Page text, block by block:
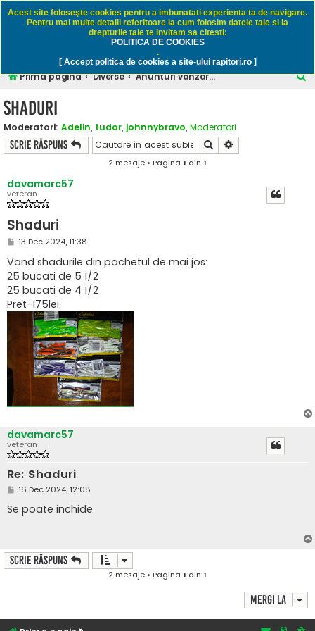
Rapitori.ro - Pescuit sportiv
Prima pagină Diverse Anunturi vanzare / cumparare - numai pescuit
C
Shaduri
Moderatori: Adelin, tudor, johnnybravo, Moderatori
Scrie răspuns Căutare
2 mesaje • Pagina 1 din 1
davamarc57
veteran
Shaduri
M
s
a
j
13 Dec 2024, 11:38
Vand shadurile din pachetul de mai jos:
25 bucati de 5 1/2
25 bucati de 4 1/2
Pret-175lei.
davamarc57
veteran
Re: Shaduri
M
s
a
16 Dec 2024, 12:08
Se poate inchide.
Scrie răspuns
2 mesaje • Pagina 1 din 1
Mergi la
Acest site foloseşte cookies pentru a imbunatati experienta ta de navigare.
Pentru mai multe detalii referitoare la cum folosim datele tale si la
drepturile tale te invitam sa citesti:
POLITICA DE COOKIES
.
[ Accept politica de cookies a site-ului rapitori.ro ]